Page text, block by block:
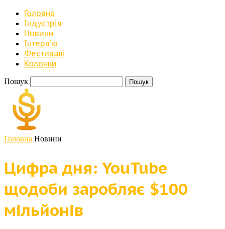
Головна
Індустрія
Новини
Iнтерв’ю
Фестивалі
Колонки
Пошук
Головна Новини
Цифра дня: YouTube
щодоби заробляє $100
мільйонів